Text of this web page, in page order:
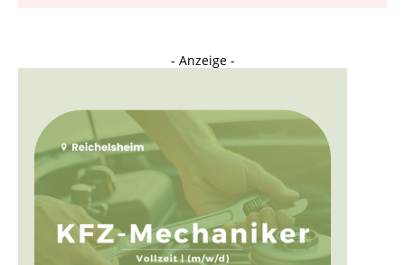
- Anzeige -